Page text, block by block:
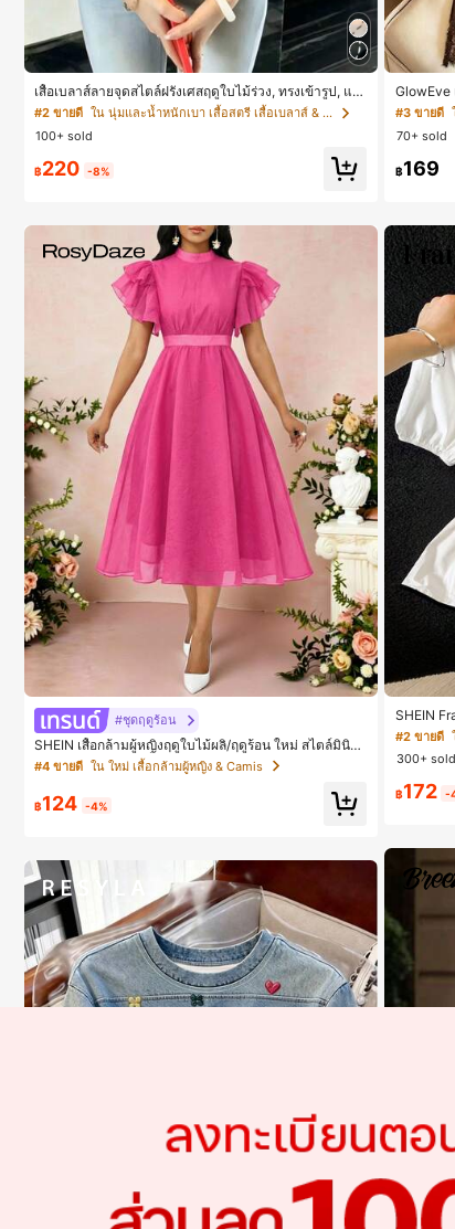
เสื้อเบลาส์ลายจุดสไตล์ฝรั่งเศสฤดูใบไม้ร่วง, ทรงเข้ารูป, แข
นยาวคอวี, สไตล์ใหม่ฤดูใบไม้ผลิ, ป้องกันแสงแดด, ใส่ไปทำ
งานและลำลอง สีขาว
#2 ขายดี
ใน นุ่มและน้ำหนักเบา เสื้อสตรี เสื้อเบลาส์ & Tee
100+ sold
฿220 -8%
#ชุดฤดูร้อน
SHEIN เสื้อกล้ามผู้หญิงฤดูใบไม้ผลิ/ฤดูร้อน ใหม่ สไตล์มินิม
อลลำลองหรูหรา สีบล็อก ลายจุด คอวี แพตช์เวิร์ก ชายระบา
ย แขนกุด ทรงเข้ารูป อเนกประสงค์, เสื้อผู้หญิงฤดูใบไม้ผลิ/ฤ
#4 ขายดี ใน ใหม่ เสื้อกล้ามผู้หญิง & Camis
฿124 -4%
GlowEve
หรับผู้หญิง
#3 ขายดี
70+ sold
฿169
SHEIN
อบตัดกัน
ลดอายุแล
#2 ขายดี
300+ sold
฿172 -